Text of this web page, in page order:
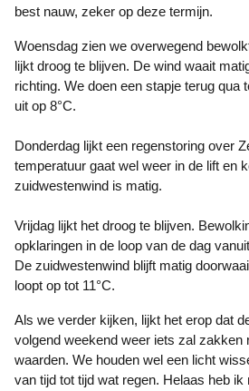
best nauw, zeker op deze termijn.
Woensdag zien we overwegend bewolkt weerbeeld, maar het
lijkt droog te blijven. De wind waait
richting. We doen een stapje terug qua
uit op 8°C.
Donderdag lijkt een regenstoring over
temperatuur gaat wel weer in de lift en
zuidwestenwind is matig.
Vrijdag lijkt het droog te blijven.
opklaringen in de loop van de dag
De zuidwestenwind blijft matig
loopt op tot 11°C.
Als we verder kijken, lijkt het erop dat de temperatuur na
volgend weekend weer iets zal zakken
waarden. We houden wel een licht
van tijd tot tijd wat regen. Helaas heb ik